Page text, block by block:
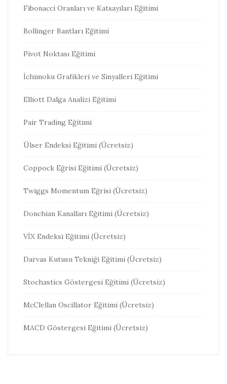
Fibonacci Oranları ve Katsayıları Eğitimi
Bollinger Bantları Eğitimi
Pivot Noktası Eğitimi
İchimoku Grafikleri ve Sinyalleri Eğitimi
Elliott Dalga Analizi Eğitimi
Pair Trading Eğitimi
Ülser Endeksi Eğitimi (Ücretsiz)
Coppock Eğrisi Eğitimi (Ücretsiz)
Twiggs Momentum Eğrisi (Ücretsiz)
Donchian Kanalları Eğitimi (Ücretsiz)
VİX Endeksi Eğitimi (Ücretsiz)
Darvas Kutusu Tekniği Eğitimi (Ücretsiz)
Stochastics Göstergesi Eğitimi (Ücretsiz)
McClellan Oscillator Eğitimi (Ücretsiz)
MACD Göstergesi Eğitimi (Ücretsiz)